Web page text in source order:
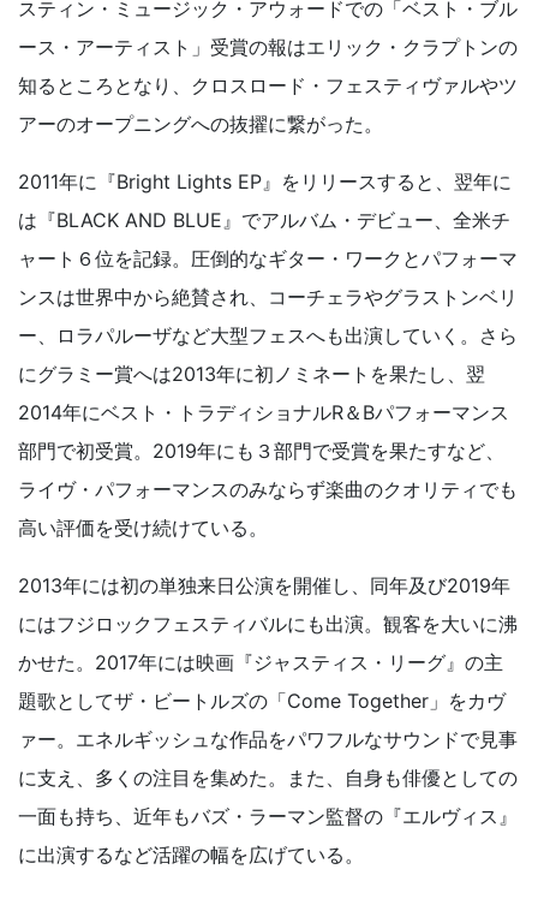
スティン・ミュージック・アウォードでの「ベスト・ブル
ース・アーティスト」受賞の報はエリック・クラプトンの
知るところとなり、クロスロード・フェスティヴァルやツ
アーのオープニングへの抜擢に繋がった。
2011年に『Bright Lights EP』をリリースすると、翌年に
は『BLACK AND BLUE』でアルバム・デビュー、全米チ
ャート６位を記録。圧倒的なギター・ワークとパフォーマ
ンスは世界中から絶賛され、コーチェラやグラストンベリ
ー、ロラパルーザなど大型フェスへも出演していく。さら
にグラミー賞へは2013年に初ノミネートを果たし、翌
2014年にベスト・トラディショナルR＆Bパフォーマンス
部門で初受賞。2019年にも３部門で受賞を果たすなど、
ライヴ・パフォーマンスのみならず楽曲のクオリティでも
高い評価を受け続けている。
2013年には初の単独来日公演を開催し、同年及び2019年
にはフジロックフェスティバルにも出演。観客を大いに沸
かせた。2017年には映画『ジャスティス・リーグ』の主
題歌としてザ・ビートルズの「Come Together」をカヴ
ァー。エネルギッシュな作品をパワフルなサウンドで見事
に支え、多くの注目を集めた。また、自身も俳優としての
一面も持ち、近年もバズ・ラーマン監督の『エルヴィス』
に出演するなど活躍の幅を広げている。